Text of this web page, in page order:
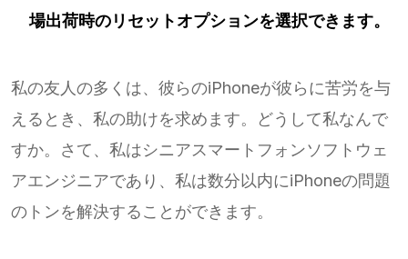
場出荷時のリセットオプションを選択できます。
私の友人の多くは、彼らのiPhoneが彼らに苦労を与
えるとき、私の助けを求めます。どうして私なんで
すか。さて、私はシニアスマートフォンソフトウェ
アエンジニアであり、私は数分以内にiPhoneの問題
のトンを解決することができます。